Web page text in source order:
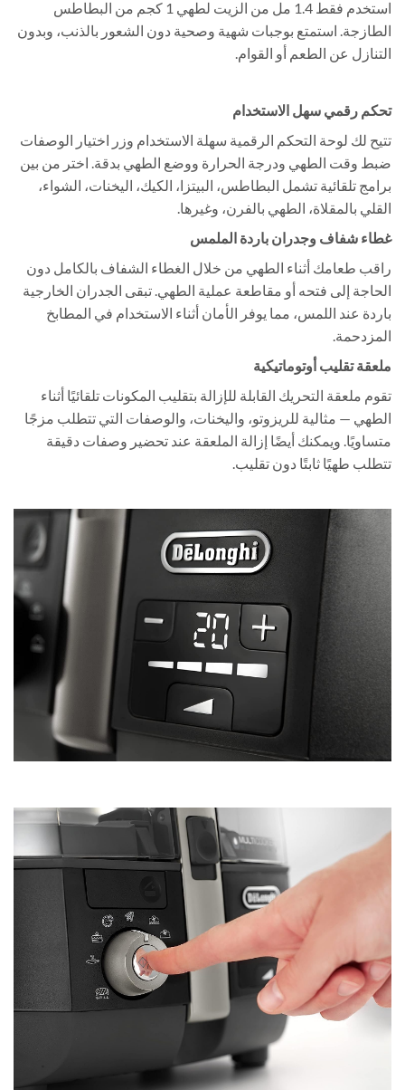
استخدم فقط 1.4 مل من الزيت لطهي 1 كجم من البطاطس
الطازجة. استمتع بوجبات شهية وصحية دون الشعور بالذنب، وبدون
التنازل عن الطعم أو القوام.
تحكم رقمي سهل الاستخدام
تتيح لك لوحة التحكم الرقمية سهلة الاستخدام وزر اختيار الوصفات
ضبط وقت الطهي ودرجة الحرارة ووضع الطهي بدقة. اختر من بين
برامج تلقائية تشمل البطاطس، البيتزا، الكيك، اليخنات، الشواء،
القلي بالمقلاة، الطهي بالفرن، وغيرها.
غطاء شفاف وجدران باردة الملمس
راقب طعامك أثناء الطهي من خلال الغطاء الشفاف بالكامل دون
الحاجة إلى فتحه أو مقاطعة عملية الطهي. تبقى الجدران الخارجية
باردة عند اللمس، مما يوفر الأمان أثناء الاستخدام في المطابخ
المزدحمة.
ملعقة تقليب أوتوماتيكية
تقوم ملعقة التحريك القابلة للإزالة بتقليب المكونات تلقائيًا أثناء
الطهي — مثالية للريزوتو، واليخنات، والوصفات التي تتطلب مزجًا
متساويًا. ويمكنك أيضًا إزالة الملعقة عند تحضير وصفات دقيقة
تتطلب طهيًا ثابتًا دون تقليب.